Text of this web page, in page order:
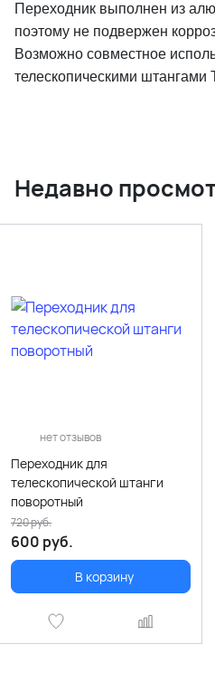
Переходник выполнен из
поэтому не подвержен
Возможно совместное
телескопическими штангами
Недавно
нет отзывов
Переходник для
телескопической штанги
поворотный
600 руб.
720руб.
В корзину